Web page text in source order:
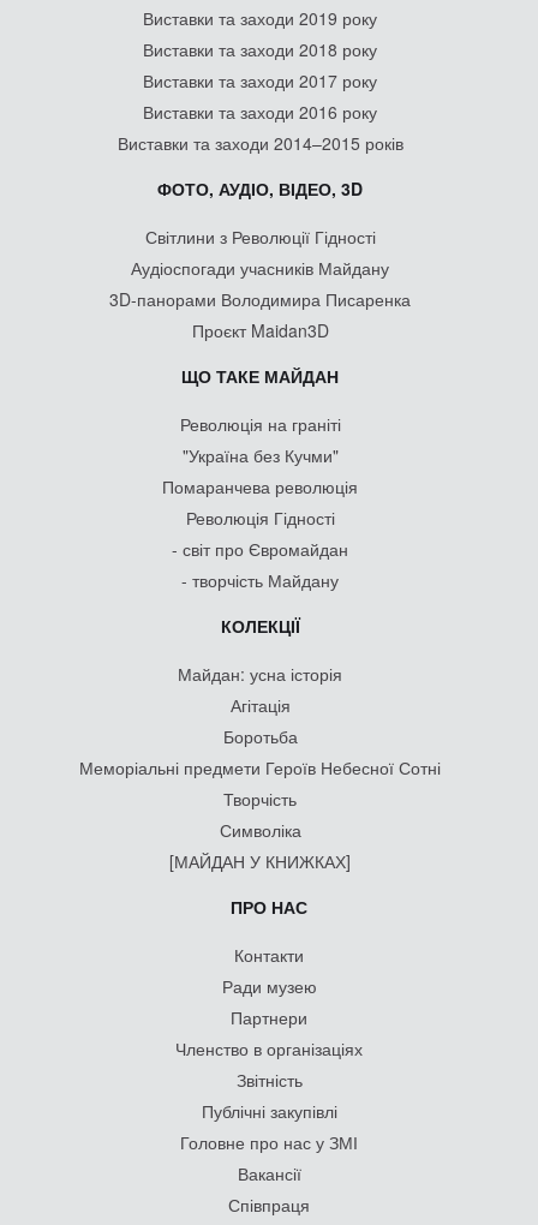
Виставки та заходи 2019 року
Виставки та заходи 2018 року
Виставки та заходи 2017 року
Виставки та заходи 2016 року
Виставки та заходи 2014–2015 років
ФОТО, АУДІО, ВІДЕО, 3D
Світлини з Революції Гідності
Аудіоспогади учасників Майдану
3D-панорами Володимира Писаренка
Проєкт Maidan3D
ЩО ТАКЕ МАЙДАН
Революція на граніті
"Україна без Кучми"
Помаранчева революція
Революція Гідності
- світ про Євромайдан
- творчість Майдану
КОЛЕКЦІЇ
Майдан: усна історія
Агітація
Боротьба
Меморіальні предмети Героїв Небесної Сотні
Творчість
Символіка
[МАЙДАН У КНИЖКАХ]
ПРО НАС
Контакти
Ради музею
Партнери
Членство в організаціях
Звітність
Публічні закупівлі
Головне про нас у ЗМІ
Вакансії
Співпраця